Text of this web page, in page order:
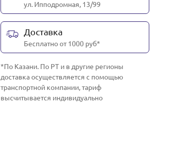
ул. Ипподромная, 13/99
Доставка
Бесплатно от 1000 руб*
*По Казани. По РТ и в другие регионы
доставка осуществляется с помощью
транспортной компании, тариф
высчитывается индивидуально